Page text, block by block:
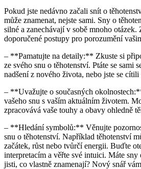
Pokud jste nedávno začali snít o
může znamenat, nejste sami. Sny o
silné a zanechávají v sobě mnoho otázek.
doporučené postupy pro porozumění
– **Pamatujte na detaily:** Zkuste si
ze svého snu o těhotenství. Ptáte se sami
nadšení z nového života, nebo jste se
– **Uvažujte o současných
vašeho snu s vaším aktuálním životem.
zpracovává vaše touhy a obavy ohledně
– **Hledání symbolů:** Věnujte
snu o těhotenství. Například těhotenství
začátek, růst nebo tvůrčí energii. Buďte
interpretacím a věřte své intuici. Máte sny
jisti, co vlastně znamenají? Nový snář